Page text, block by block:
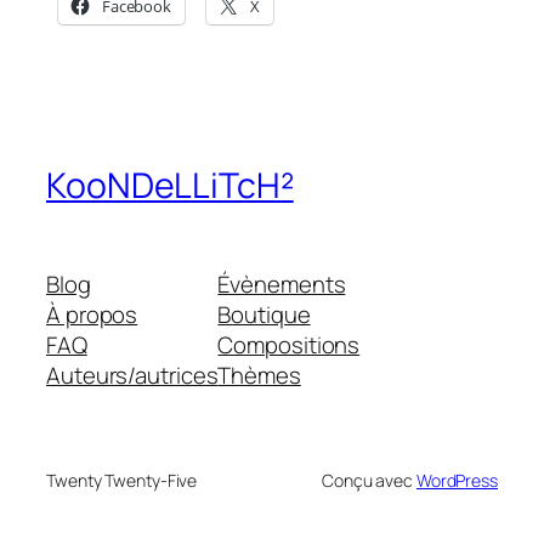
Facebook X
KooNDeLLiTcH²
Blog
À propos
FAQ
Auteurs/autrices
Évènements
Boutique
Compositions
Thèmes
Twenty Twenty-Five Conçu avec WordPress